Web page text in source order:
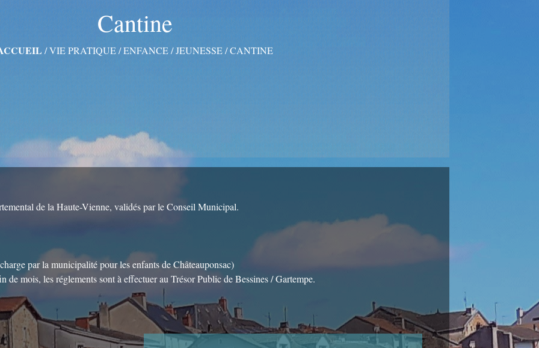
Cantine
/VIE PRATIQUE/ENFANCE / JEUNESSE/CANTINE
de la Haute-Vienne, validés par le Conseil Municipal.
par la municipalité pour les enfants de Châteauponsac)
de mois, les réglements sont à effectuer au Trésor Public de Bessines / Gartempe.